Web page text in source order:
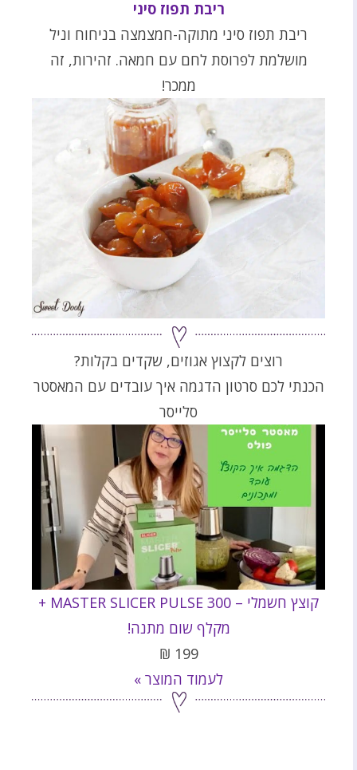
ריבת תפוז סיני
ריבת תפוז סיני מתוקה-חמצמצה בניחוח וניל
מושלמת לפרוסת לחם עם חמאה. זהירות, זה
ממכר!
רוצים לקצוץ אגוזים, שקדים בקלות?
הכנתי לכם סרטון הדגמה איך עובדים עם המאסטר
סלייסר
קוצץ חשמלי – 300 MASTER SLICER PULSE +
מקלף שום מתנה!
199
₪
לעמוד המוצר »